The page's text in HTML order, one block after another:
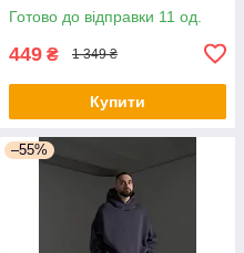
Готово до відправки 11 од.
449 ₴ 1 349 ₴
Купити
–55%